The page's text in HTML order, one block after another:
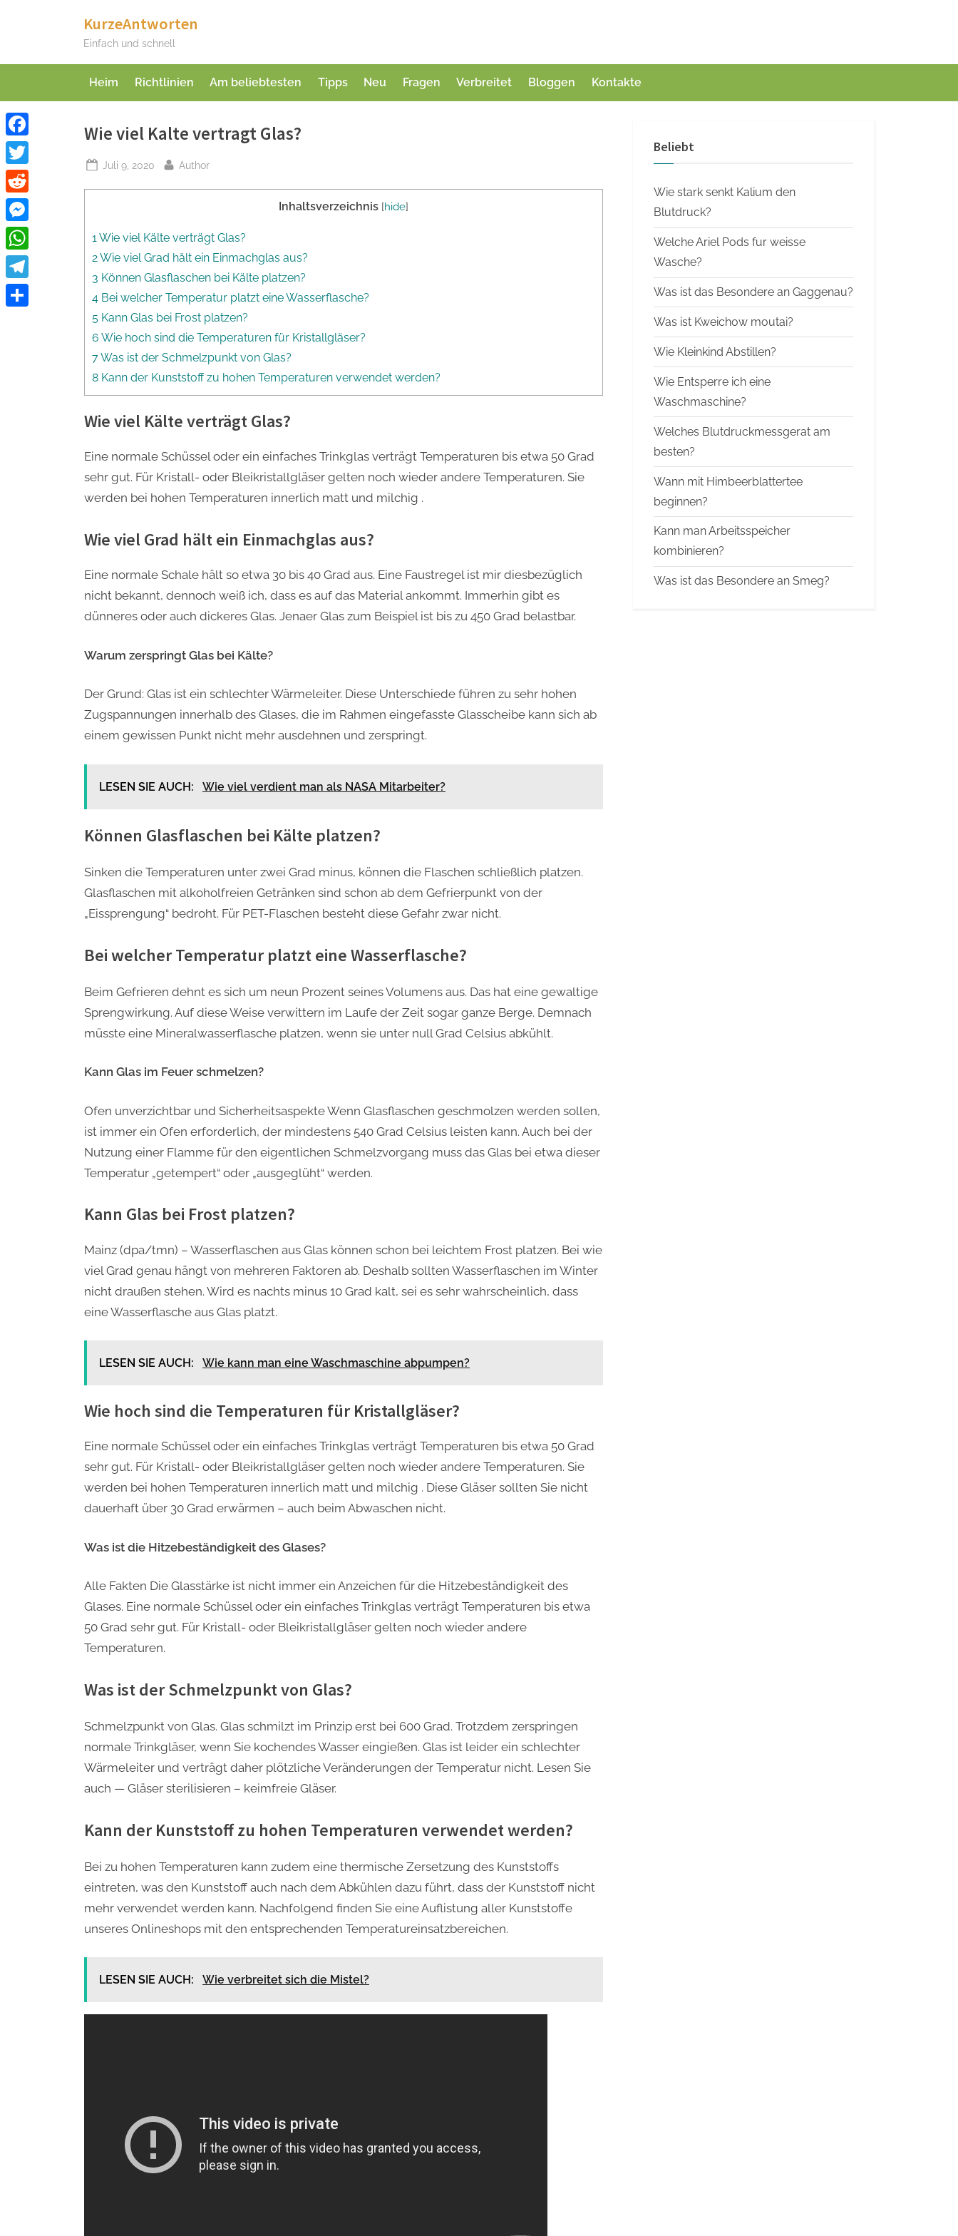
KurzeAntworten
Einfach und schnell
Heim Richtlinien Am beliebtesten Tipps Neu Fragen Verbreitet Bloggen Kontakte
Wie viel Kalte vertragt Glas?
Posted
Juli 9, 2020 By
Author
Inhaltsverzeichnis [hide]
1 Wie viel Kälte verträgt Glas?
2 Wie viel Grad hält ein Einmachglas aus?
3 Können Glasflaschen bei Kälte platzen?
4 Bei welcher Temperatur platzt eine Wasserflasche?
5 Kann Glas bei Frost platzen?
6 Wie hoch sind die Temperaturen für Kristallgläser?
7 Was ist der Schmelzpunkt von Glas?
8 Kann der Kunststoff zu hohen Temperaturen verwendet werden?
Wie viel Kälte verträgt Glas?
Eine normale Schüssel oder ein einfaches Trinkglas verträgt Temperaturen bis etwa 50 Grad
sehr gut. Für Kristall- oder Bleikristallgläser gelten noch wieder andere Temperaturen. Sie
werden bei hohen Temperaturen innerlich matt und milchig .
Wie viel Grad hält ein Einmachglas aus?
Eine normale Schale hält so etwa 30 bis 40 Grad aus. Eine Faustregel ist mir diesbezüglich
nicht bekannt, dennoch weiß ich, dass es auf das Material ankommt. Immerhin gibt es
dünneres oder auch dickeres Glas. Jenaer Glas zum Beispiel ist bis zu 450 Grad belastbar.
Warum zerspringt Glas bei Kälte?
Der Grund: Glas ist ein schlechter Wärmeleiter. Diese Unterschiede führen zu sehr hohen
Zugspannungen innerhalb des Glases, die im Rahmen eingefasste Glasscheibe kann sich ab
einem gewissen Punkt nicht mehr ausdehnen und zerspringt.
LESEN SIE AUCH: Wie viel verdient man als NASA Mitarbeiter?
Können Glasflaschen bei Kälte platzen?
Sinken die Temperaturen unter zwei Grad minus, können die Flaschen schließlich platzen.
Glasflaschen mit alkoholfreien Getränken sind schon ab dem Gefrierpunkt von der
„Eissprengung“ bedroht. Für PET-Flaschen besteht diese Gefahr zwar nicht.
Bei welcher Temperatur platzt eine Wasserflasche?
Beim Gefrieren dehnt es sich um neun Prozent seines Volumens aus. Das hat eine gewaltige
Sprengwirkung. Auf diese Weise verwittern im Laufe der Zeit sogar ganze Berge. Demnach
müsste eine Mineralwasserflasche platzen, wenn sie unter null Grad Celsius abkühlt.
Kann Glas im Feuer schmelzen?
Ofen unverzichtbar und Sicherheitsaspekte Wenn Glasflaschen geschmolzen werden sollen,
ist immer ein Ofen erforderlich, der mindestens 540 Grad Celsius leisten kann. Auch bei der
Nutzung einer Flamme für den eigentlichen Schmelzvorgang muss das Glas bei etwa dieser
Temperatur „getempert“ oder „ausgeglüht“ werden.
Kann Glas bei Frost platzen?
Mainz (dpa/tmn) – Wasserflaschen aus Glas können schon bei leichtem Frost platzen. Bei wie
viel Grad genau hängt von mehreren Faktoren ab. Deshalb sollten Wasserflaschen im Winter
nicht draußen stehen. Wird es nachts minus 10 Grad kalt, sei es sehr wahrscheinlich, dass
eine Wasserflasche aus Glas platzt.
LESEN SIE AUCH: Wie kann man eine Waschmaschine abpumpen?
Wie hoch sind die Temperaturen für Kristallgläser?
Eine normale Schüssel oder ein einfaches Trinkglas verträgt Temperaturen bis etwa 50 Grad
sehr gut. Für Kristall- oder Bleikristallgläser gelten noch wieder andere Temperaturen. Sie
werden bei hohen Temperaturen innerlich matt und milchig . Diese Gläser sollten Sie nicht
dauerhaft über 30 Grad erwärmen – auch beim Abwaschen nicht.
Was ist die Hitzebeständigkeit des Glases?
Alle Fakten Die Glasstärke ist nicht immer ein Anzeichen für die Hitzebeständigkeit des
Glases. Eine normale Schüssel oder ein einfaches Trinkglas verträgt Temperaturen bis etwa
50 Grad sehr gut. Für Kristall- oder Bleikristallgläser gelten noch wieder andere
Temperaturen.
Was ist der Schmelzpunkt von Glas?
Schmelzpunkt von Glas. Glas schmilzt im Prinzip erst bei 600 Grad. Trotzdem zerspringen
normale Trinkgläser, wenn Sie kochendes Wasser eingießen. Glas ist leider ein schlechter
Wärmeleiter und verträgt daher plötzliche Veränderungen der Temperatur nicht. Lesen Sie
auch — Gläser sterilisieren – keimfreie Gläser.
Kann der Kunststoff zu hohen Temperaturen verwendet werden?
Bei zu hohen Temperaturen kann zudem eine thermische Zersetzung des Kunststoffs
eintreten, was den Kunststoff auch nach dem Abkühlen dazu führt, dass der Kunststoff nicht
mehr verwendet werden kann. Nachfolgend finden Sie eine Auflistung aller Kunststoffe
unseres Onlineshops mit den entsprechenden Temperatureinsatzbereichen.
LESEN SIE AUCH: Wie verbreitet sich die Mistel?
Beliebt
Wie stark senkt Kalium den
Blutdruck?
Welche Ariel Pods fur weisse
Wasche?
Was ist das Besondere an Gaggenau?
Was ist Kweichow moutai?
Wie Kleinkind Abstillen?
Wie Entsperre ich eine
Waschmaschine?
Welches Blutdruckmessgerat am
besten?
Wann mit Himbeerblattertee
beginnen?
Kann man Arbeitsspeicher
kombinieren?
Was ist das Besondere an Smeg?
Facebook
Twitter
Reddit
Messenger
WhatsApp
Telegram